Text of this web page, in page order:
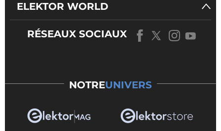
ELEKTOR WORLD
RÉSEAUX SOCIAUX
NOTREUNIVERS